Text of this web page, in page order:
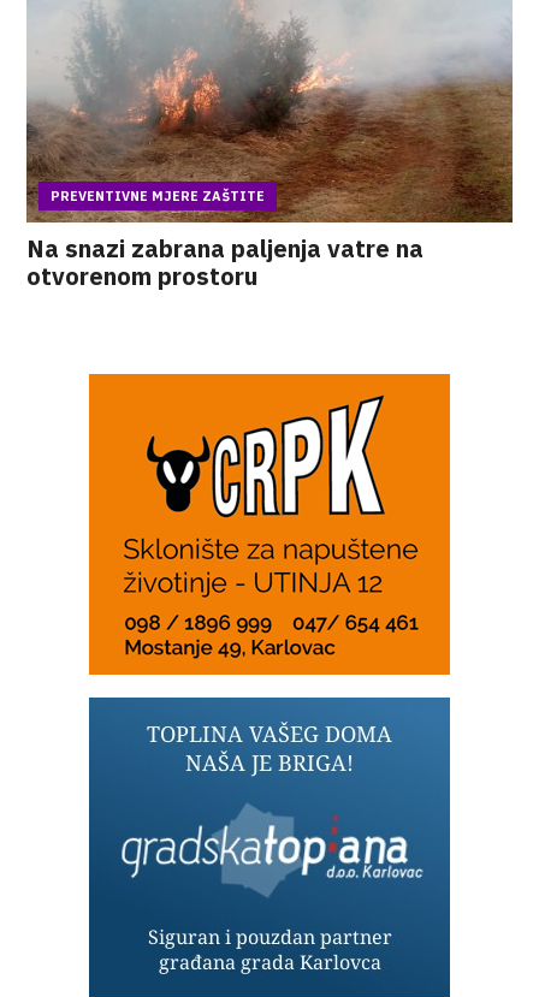
PREVENTIVNE MJERE ZAŠTITE
Na snazi zabrana paljenja vatre na
otvorenom prostoru